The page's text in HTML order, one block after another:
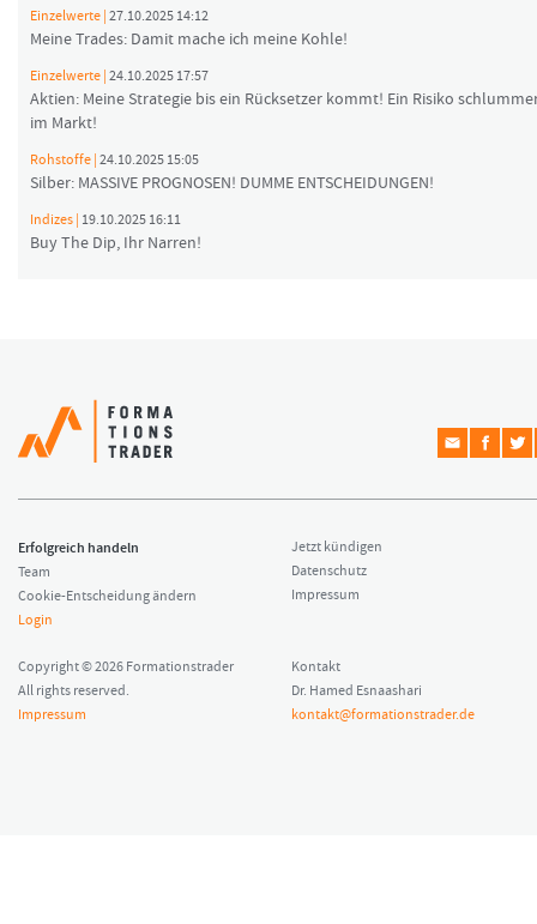
Einzelwerte | 27.10.2025 14:12
Meine Trades: Damit mache ich meine Kohle!
Einzelwerte | 24.10.2025 17:57
Aktien: Meine Strategie bis ein Rücksetzer kommt! Ein Risiko
im Markt!
Rohstoffe | 24.10.2025 15:05
Silber: MASSIVE PROGNOSEN! DUMME ENTSCHEIDUNGEN!
Indizes | 19.10.2025 16:11
Buy The Dip, Ihr Narren!
Erfolgreich handeln
Team
Cookie-Entscheidung ändern
Login
Jetzt kündigen
Datenschutz
Impressum
Copyright © 2026 Formationstrader
All rights reserved.
Impressum
Kontakt
Dr. Hamed Esnaashari
kontakt@formationstrader.de